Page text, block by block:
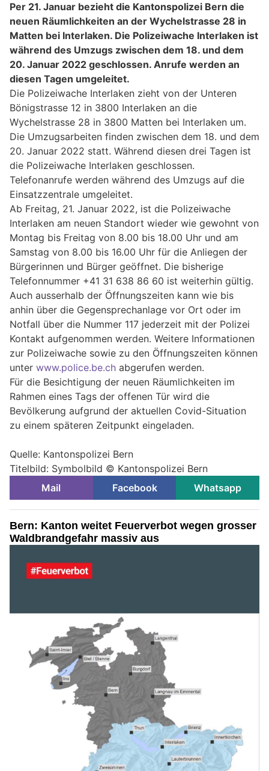
Per 21. Januar bezieht die Kantonspolizei Bern die
neuen Räumlichkeiten an der Wychelstrasse 28 in
Matten bei Interlaken. Die Polizeiwache Interlaken ist
während des Umzugs zwischen dem 18. und dem
20. Januar 2022 geschlossen. Anrufe werden an
diesen Tagen umgeleitet.
Die Polizeiwache Interlaken zieht von der Unteren
Bönigstrasse 12 in 3800 Interlaken an die
Wychelstrasse 28 in 3800 Matten bei Interlaken um.
Die Umzugsarbeiten finden zwischen dem 18. und dem
20. Januar 2022 statt. Während diesen drei Tagen ist
die Polizeiwache Interlaken geschlossen.
Telefonanrufe werden während des Umzugs auf die
Einsatzzentrale umgeleitet.
Ab Freitag, 21. Januar 2022, ist die Polizeiwache
Interlaken am neuen Standort wieder wie gewohnt von
Montag bis Freitag von 8.00 bis 18.00 Uhr und am
Samstag von 8.00 bis 16.00 Uhr für die Anliegen der
Bürgerinnen und Bürger geöffnet. Die bisherige
Telefonnummer +41 31 638 86 60 ist weiterhin gültig.
Auch ausserhalb der Öffnungszeiten kann wie bis
anhin über die Gegensprechanlage vor Ort oder im
Notfall über die Nummer 117 jederzeit mit der Polizei
Kontakt aufgenommen werden. Weitere Informationen
zur Polizeiwache sowie zu den Öffnungszeiten können
unter www.police.be.ch abgerufen werden.
Für die Besichtigung der neuen Räumlichkeiten im
Rahmen eines Tags der offenen Tür wird die
Bevölkerung aufgrund der aktuellen Covid-Situation
zu einem späteren Zeitpunkt eingeladen.
Quelle: Kantonspolizei Bern
Titelbild: Symbolbild © Kantonspolizei Bern
Mail
Facebook Whatsapp
Bern: Kanton weitet Feuerverbot wegen grosser
Waldbrandgefahr massiv aus